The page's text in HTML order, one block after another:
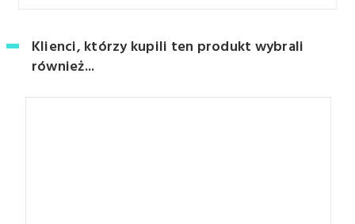
Klienci, którzy kupili ten produkt wybrali
również...